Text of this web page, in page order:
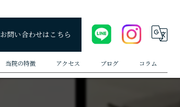
お問い合わせはこちら
当院の特徴 アクセス ブログ コラム